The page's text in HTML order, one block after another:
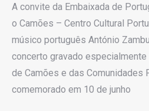
A convite da Embaixada de
o Camões – Centro Cultural
músico português António
concerto gravado especialmente
de Camões e das Comunidades
comemorado em 10 de junho